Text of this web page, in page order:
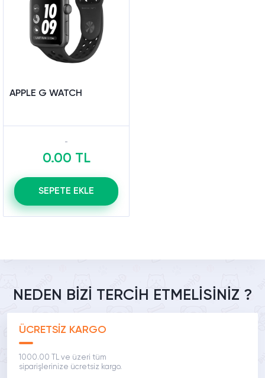
APPLE G WATCH
0.00 TL
SEPETE EKLE
NEDEN BİZİ TERCİH ETMELİSİNİZ ?
ÜCRETSİZ KARGO
1000.00 TL ve üzeri tüm
siparişlerinize ücretsiz kargo.